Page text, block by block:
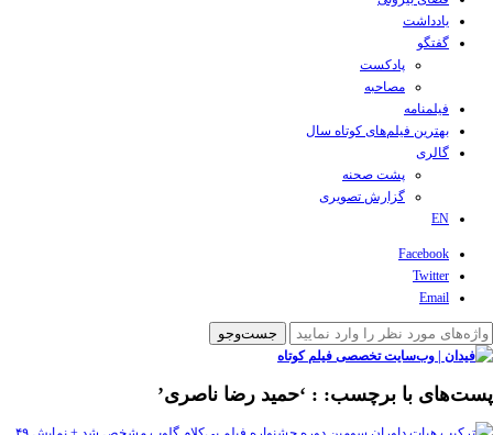
یادداشت
گفتگو
پادکست
مصاحبه
فیلمنامه
بهترین فیلم‌های کوتاه سال
گالری
پشت صحنه
گزارش تصویری
EN
Facebook
Twitter
Email
پست‌های با برچسب: : ‘حمید رضا ناصری’